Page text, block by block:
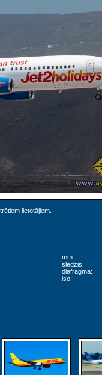
lietotājiem.
mm:
slēdzis:
diafragma:
iso: